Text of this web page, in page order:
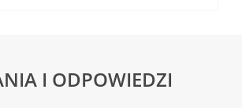
I ODPOWIEDZI